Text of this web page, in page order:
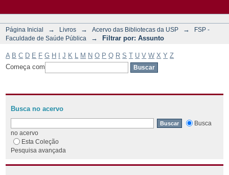
Página Inicial → Livros → Acervo das Bibliotecas da USP →
FSP -
Faculdade de Saúde Pública
→ Filtrar por: Assunto
A B C D E F G H J K M N O P Q R S T U V W X Y Z
Começa com
Busca no acervo
Busca
no acervo
Esta Coleção
Pesquisa avançada